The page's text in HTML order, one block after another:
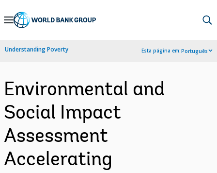
Skip
Navigation
Understanding Poverty Esta página em:Português
Environmental and
Social Impact
Assessment
Accelerating